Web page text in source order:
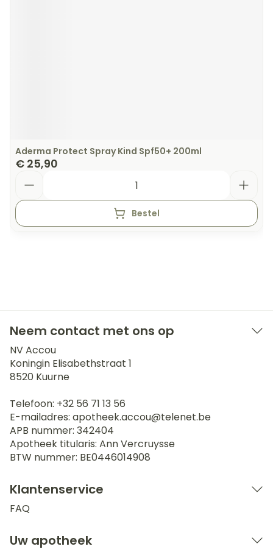
Aderma Protect Spray Kind Spf50+ 200ml
€ 25,90
Bestel
Neem contact met ons op
NV Accou
Koningin Elisabethstraat 1
8520 Kuurne
Telefoon: +32 56 71 13 56
E-mailadres: apotheek.accou@telenet.be
APB nummer: 342404
Apotheek titularis: Ann Vercruysse
BTW nummer: BE0446014908
Klantenservice
FAQ
Uw apotheek